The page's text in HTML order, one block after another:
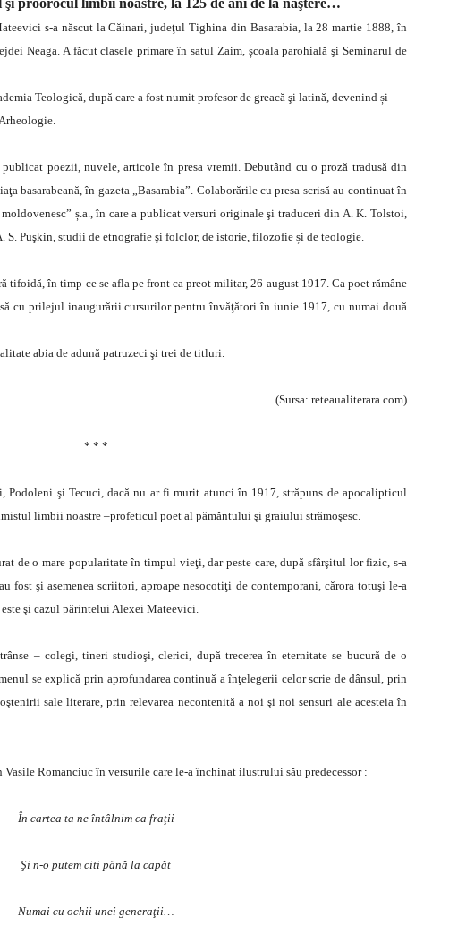
proorocul limbii noastre, la 125 de ani de la naştere…
s-a născut la Căinari, judeţul Tighina din Basarabia, la 28 martie 1888, în
Neaga. A făcut clasele primare în satul Zaim, școala parohială şi Seminarul de
Teologică, după care a fost numit profesor de greacă şi latină, devenind și
poezii, nuvele, articole în presa vremii. Debutând cu o proză tradusă din
basarabeană, în gazeta „Basarabia”. Colaborările cu presa scrisă au continuat în
ș.a., în care a publicat versuri originale şi traduceri din A. K. Tolstoi,
S. Puşkin, studii de etnografie şi folclor, de istorie, filozofie și de teologie.
tifoidă, în timp ce se afla pe front ca preot militar, 26 august 1917. Ca poet rămâne
cu prilejul inaugurării cursurilor pentru învăţători în iunie 1917, cu numai două
abia de adună patruzeci şi trei de titluri.
(Sursa: reteaualiterara.com)
* * *
Podoleni şi Tecuci, dacă nu ar fi murit atunci în 1917, străpuns de apocalipticul
limbii noastre –profeticul poet al pământului şi graiului strămoşesc.
de o mare popularitate în timpul vieţi, dar peste care, după sfârşitul lor fizic, s-a
şi asemenea scriitori, aproape nesocotiţi de contemporani, cărora totuşi le-a
şi cazul părintelui Alexei Mateevici.
– colegi, tineri studioşi, clerici, după trecerea în eternitate se bucură de o
se explică prin aprofundarea continuă a înţelegerii celor scrie de dânsul, prin
sale literare, prin relevarea necontenită a noi şi noi sensuri ale acesteia în
Romanciuc în versurile care le-a închinat ilustrului său predecessor :
În cartea ta ne întâlnim ca fraţii
Şi n-o putem citi până la capăt
Numai cu ochii unei generaţii…